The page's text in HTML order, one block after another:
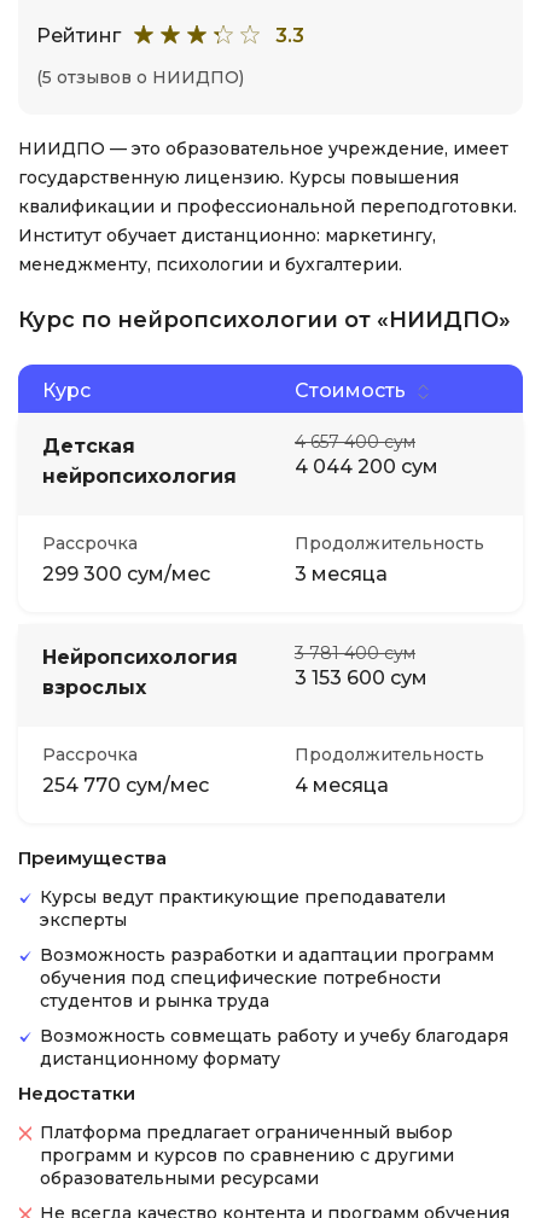
Рейтинг 3.3
(5 отзывов о НИИДПО)
НИИДПО — это образовательное учреждение, имеет
государственную лицензию. Курсы повышения
квалификации и профессиональной переподготовки.
Институт обучает дистанционно: маркетингу,
менеджменту, психологии и бухгалтерии.
Курс по нейропсихологии от «НИИДПО»
Курс Стоимость
Детская
нейропсихология
4 657 400 сум
4 044 200 сум
Рассрочка
299 300 сум/мес
Продолжительность
3 месяца
Нейропсихология
взрослых
3 781 400 сум
3 153 600 сум
Рассрочка
254 770 сум/мес
Продолжительность
4 месяца
Преимущества
Курсы ведут практикующие преподаватели
эксперты
Возможность разработки и адаптации программ
обучения под специфические потребности
студентов и рынка труда
Возможность совмещать работу и учебу благодаря
дистанционному формату
Недостатки
Платформа предлагает ограниченный выбор
программ и курсов по сравнению с другими
образовательными ресурсами
Не всегда качество контента и программ обучения